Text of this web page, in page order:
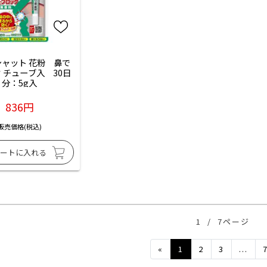
ット 花粉　鼻で
チューブ入　30日
分：5g入
836円
売価格(税込)
1 / 7ページ
« Previous
1 2 3 ... 7